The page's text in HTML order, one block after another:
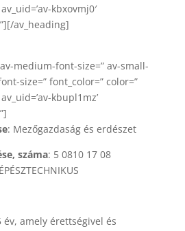
kbxovmj0′
av_heading]
medium-font-size=” av-small-
size=” font_color=” color=”
kbupl1mz’
: Mezőgazdaság és erdészet
száma: 5 0810 17 08
amely érettségivel és